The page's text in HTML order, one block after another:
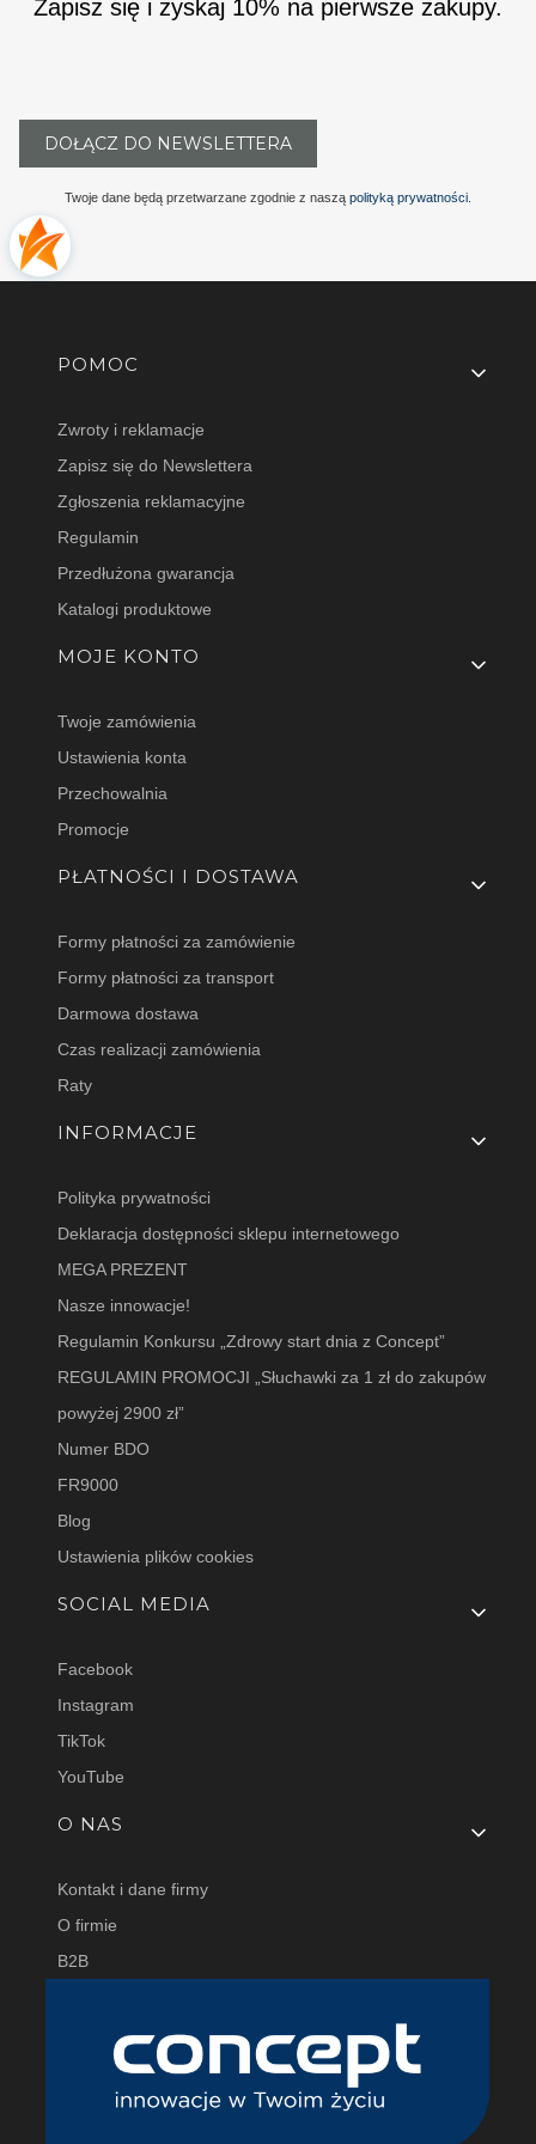
Zapisz się i zyskaj 10% na pierwsze zakupy.
DOŁĄCZ DO NEWSLETTERA
Twoje dane będą przetwarzane zgodnie z naszą polityką prywatności
Linki w stopce
POMOC
Zwroty i reklamacje
Zapisz się do Newslettera
Zgłoszenia reklamacyjne
Regulamin
Przedłużona gwarancja
Katalogi produktowe
MOJE KONTO
Twoje zamówienia
Ustawienia konta
Przechowalnia
Promocje
PŁATNOŚCI I DOSTAWA
Formy płatności za zamówienie
Formy płatności za transport
Darmowa dostawa
Czas realizacji zamówienia
Raty
INFORMACJE
Polityka prywatności
Deklaracja dostępności sklepu internetowego
MEGA PREZENT
Nasze innowacje!
Regulamin Konkursu „Zdrowy start dnia z Concept”
REGULAMIN PROMOCJI „Słuchawki za 1 zł do zakupów
powyżej 2900 zł”
Numer BDO
FR9000
Blog
Ustawienia plików cookies
SOCIAL MEDIA
Facebook
Instagram
TikTok
YouTube
O NAS
Kontakt i dane firmy
O firmie
B2B